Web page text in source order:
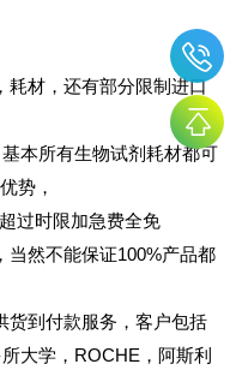
耗材，还有部分限制进口
本所有生物试剂耗材都可
势，
过时限加急费全免
当然不能保证100%产品都
货到付款服务，客户包括
大学，ROCHE，阿斯利